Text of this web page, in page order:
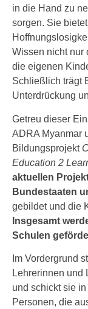
in die Hand zu
sor­gen. Sie
Wissen nicht nur
die eige­nen
Schließlich trägt
Unterdrückung
Getreu die­ser
ADRA Myanmar
Bildungsprojekt
Education 2
aktu­el­len
Bundestaaten
ge­bil­det und die
Insgesamt
Schulen
Im Vordergrund
Lehrerinnen und
und schickt sie
Personen, die